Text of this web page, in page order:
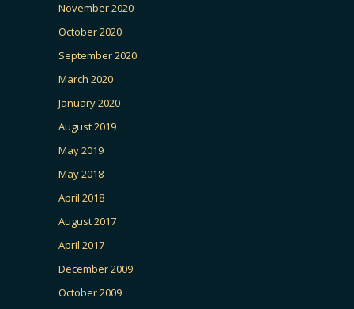
November 2020
October 2020
September 2020
March 2020
January 2020
August 2019
May 2019
May 2018
April 2018
August 2017
April 2017
December 2009
October 2009